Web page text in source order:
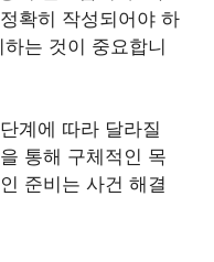
확히 작성되어야 하
는 것이 중요합니
계에 따라 달라질
통해 구체적인 목
준비는 사건 해결